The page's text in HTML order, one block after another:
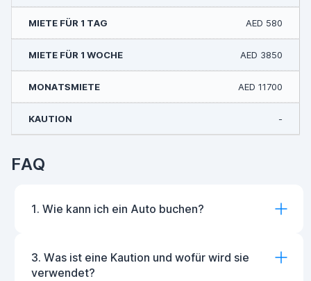
AED 580
AED 3850
AED 11700
-
FAQ
1. Wie kann ich ein Auto buchen?
3. Was ist eine Kaution und wofür wird sie
verwendet?